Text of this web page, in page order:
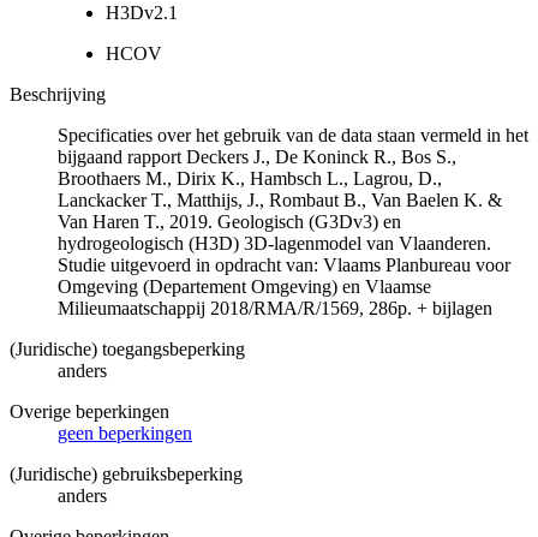
H3Dv2.1
HCOV
Beschrijving
Specificaties over het gebruik van de data staan vermeld in het
bijgaand rapport Deckers J., De Koninck R., Bos S.,
Broothaers M., Dirix K., Hambsch L., Lagrou, D.,
Lanckacker T., Matthijs, J., Rombaut B., Van Baelen K. &
Van Haren T., 2019. Geologisch (G3Dv3) en
hydrogeologisch (H3D) 3D-lagenmodel van Vlaanderen.
Studie uitgevoerd in opdracht van: Vlaams Planbureau voor
Omgeving (Departement Omgeving) en Vlaamse
Milieumaatschappij 2018/RMA/R/1569, 286p. + bijlagen
(Juridische) toegangsbeperking
anders
Overige beperkingen
geen beperkingen
(Juridische) gebruiksbeperking
anders